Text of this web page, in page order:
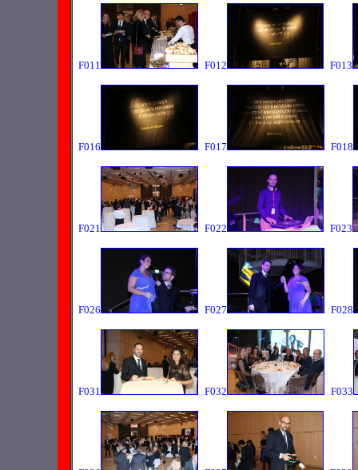
F011 F012 F013
F016 F017 F018
F021 F022 F023
F026 F027 F028
F031 F032 F033